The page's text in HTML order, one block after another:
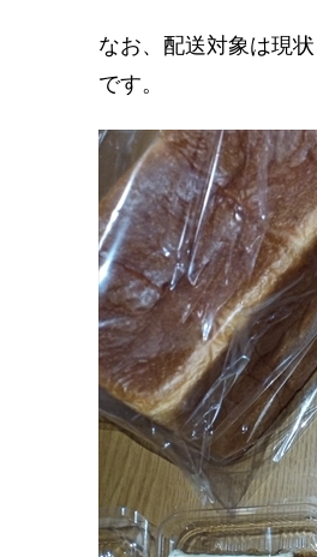
なお、配送対象は現
です。